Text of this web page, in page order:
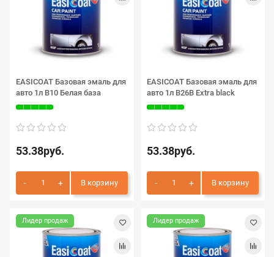
EASICOAT Базовая эмаль для
авто 1л B10 Белая база
53.38руб.
В корзину
EASICOAT Базовая эмаль для
авто 1л B26B Extra black
53.38руб.
В корзину
Лидер продаж Лидер продаж